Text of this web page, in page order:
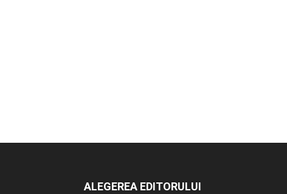
ALEGEREA EDITORULUI